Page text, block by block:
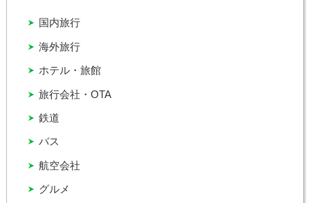
グルメ
バス
ホテル・旅館
国内旅行
旅行会社・OTA
海外旅行
航空会社
鉄道